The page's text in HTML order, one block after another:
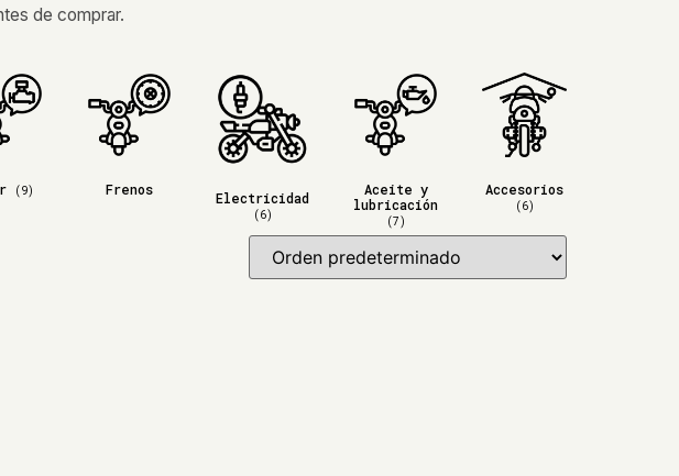
de comprar.
(9) Frenos Electricidad
(6)
Aceite y
lubricación
(7)
Accesorios
(6)